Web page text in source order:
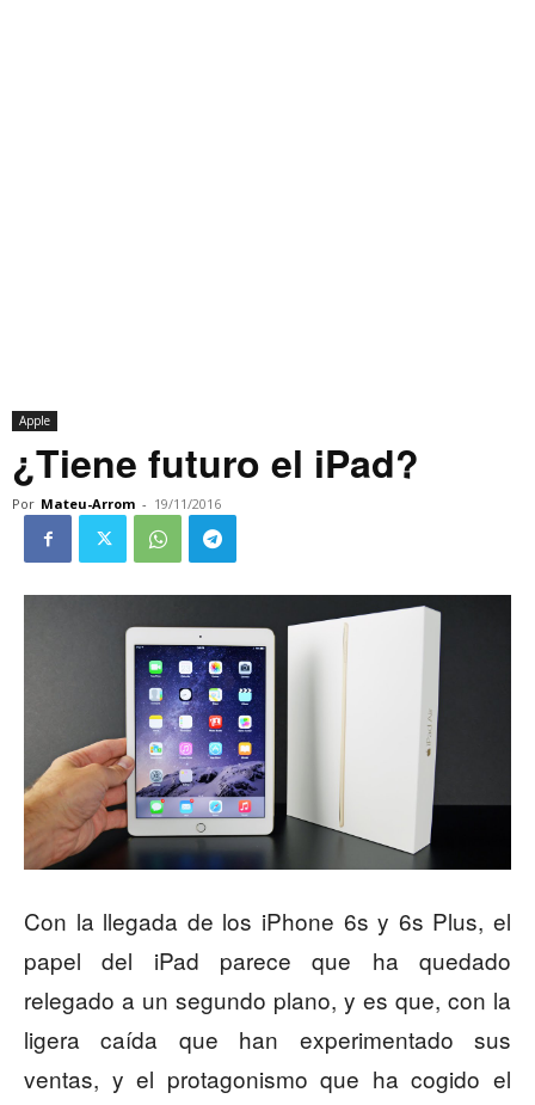
Apple
¿Tiene futuro el iPad?
Por Mateu-Arrom - 19/11/2016
Con la llegada de los iPhone 6s y 6s Plus, el
papel del iPad parece que ha quedado
relegado a un segundo plano, y es que, con la
ligera caída que han experimentado sus
ventas, y el protagonismo que ha cogido el